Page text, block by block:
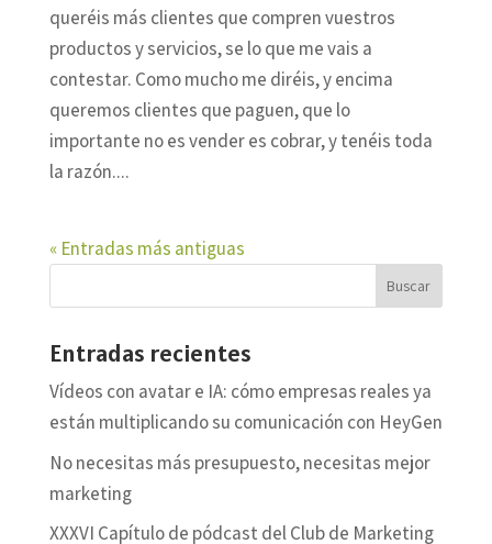
queréis más clientes que compren vuestros
productos y servicios, se lo que me vais a
contestar. Como mucho me diréis, y encima
queremos clientes que paguen, que lo
importante no es vender es cobrar, y tenéis toda
la razón....
« Entradas más antiguas
Entradas recientes
Vídeos con avatar e IA: cómo empresas reales ya
están multiplicando su comunicación con HeyGen
No necesitas más presupuesto, necesitas mejor
marketing
XXXVI Capítulo de pódcast del Club de Marketing